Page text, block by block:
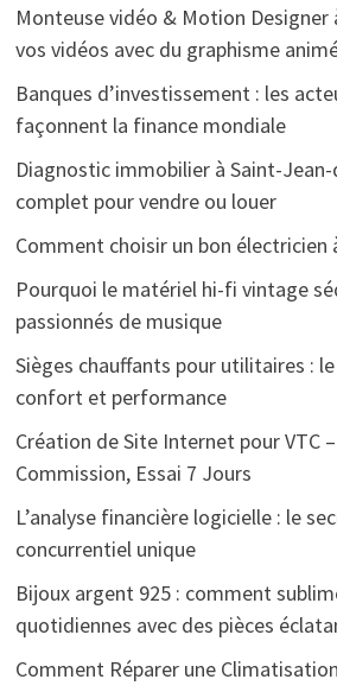
Monteuse vidéo & Motion Designer
vos vidéos avec du graphisme
Banques d’investissement : les
façonnent la finance mondiale
Diagnostic immobilier à Saint-Jean-
complet pour vendre ou louer
Comment choisir un bon électricien
Pourquoi le matériel hi-fi vintage
passionnés de musique
Sièges chauffants pour utilitaires :
confort et performance
Création de Site Internet pour VTC
Commission, Essai 7 Jours
L’analyse financière logicielle : le
concurrentiel unique
Bijoux argent 925 : comment
quotidiennes avec des pièces
Comment Réparer une